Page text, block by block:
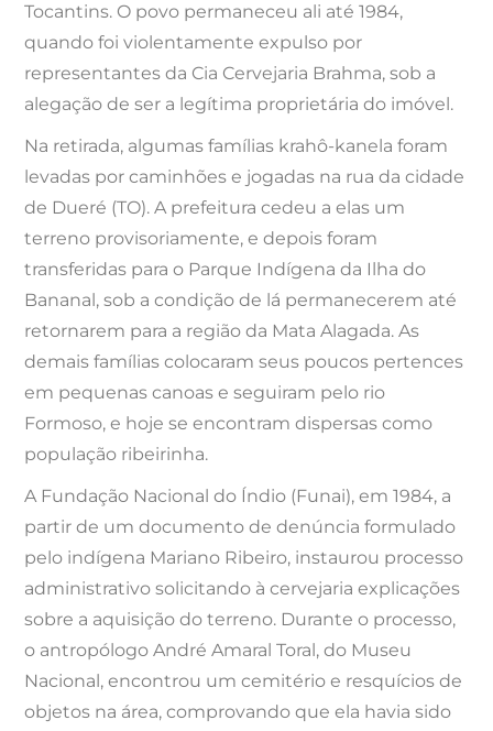
Tocantins. O povo permaneceu ali até 1984,
quando foi violentamente expulso por
representantes da Cia Cervejaria Brahma, sob a
alegação de ser a legítima proprietária do imóvel.
Na retirada, algumas famílias krahô-kanela foram
levadas por caminhões e jogadas na rua da cidade
de Dueré (TO). A prefeitura cedeu a elas um
terreno provisoriamente, e depois foram
transferidas para o Parque Indígena da Ilha do
Bananal, sob a condição de lá permanecerem até
retornarem para a região da Mata Alagada. As
demais famílias colocaram seus poucos pertences
em pequenas canoas e seguiram pelo rio
Formoso, e hoje se encontram dispersas como
população ribeirinha.
A Fundação Nacional do Índio (Funai), em 1984, a
partir de um documento de denúncia formulado
pelo indígena Mariano Ribeiro, instaurou processo
administrativo solicitando à cervejaria explicações
sobre a aquisição do terreno. Durante o processo,
o antropólogo André Amaral Toral, do Museu
Nacional, encontrou um cemitério e resquícios de
objetos na área, comprovando que ela havia sido